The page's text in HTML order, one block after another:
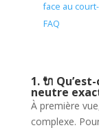
face au
FAQ
1. 🔌
neutre
À première
complexe.